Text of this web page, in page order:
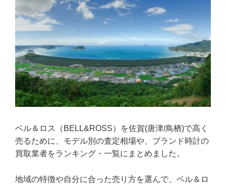
ベル＆ロス（BELL&ROSS）を佐賀(唐津/鳥栖)で高く
売るために、モデル別の査定相場や、ブランド時計の
買取業者をランキング・一覧にまとめました。
地域の特徴や自分に合った売り方を選んで、ベル＆ロ